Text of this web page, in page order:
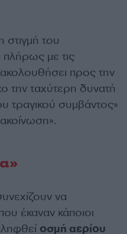
στιγμή του
πλήρως με τις
προς την
την ταχύτερη δυνατή
τραγικού συμβάντος»
να
έκαναν κάποιοι
οσμή αερίου